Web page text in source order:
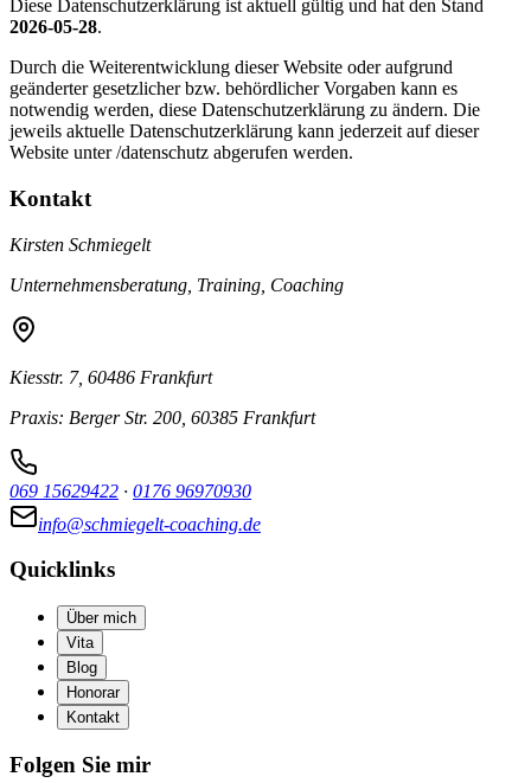
Diese Datenschutzerklärung ist aktuell gültig und hat den Stand
2026-05-28.
Durch die Weiterentwicklung dieser Website oder aufgrund
geänderter gesetzlicher bzw. behördlicher Vorgaben kann es
notwendig werden, diese Datenschutzerklärung zu ändern. Die
jeweils aktuelle Datenschutzerklärung kann jederzeit auf dieser
Website unter/datenschutz abgerufen werden.
Kontakt
Kirsten Schmiegelt
Unternehmensberatung, Training, Coaching
Kiesstr. 7, 60486 Frankfurt
Praxis: Berger Str. 200, 60385 Frankfurt
069 15629422 · 0176 96970930
info@schmiegelt-coaching.de
Quicklinks
Über mich
Vita
Blog
Honorar
Kontakt
Folgen Sie mir